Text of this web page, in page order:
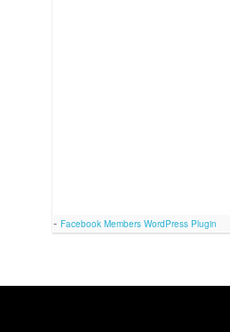
- Facebook Members WordPress Plugin